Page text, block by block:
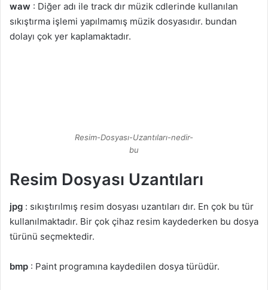
waw : Diğer adı ile track dır müzik cdlerinde kullanılan
sıkıştırma işlemi yapılmamış müzik dosyasıdır. bundan
dolayı çok yer kaplamaktadır.
Resim-Dosyası-Uzantıları-nedir-
bu
Resim Dosyası Uzantıları
jpg : sıkıştırılmış resim dosyası uzantıları dır. En çok bu tür
kullanılmaktadır. Bir çok çihaz resim kaydederken bu dosya
türünü seçmektedir.
bmp : Paint programına kaydedilen dosya türüdür.